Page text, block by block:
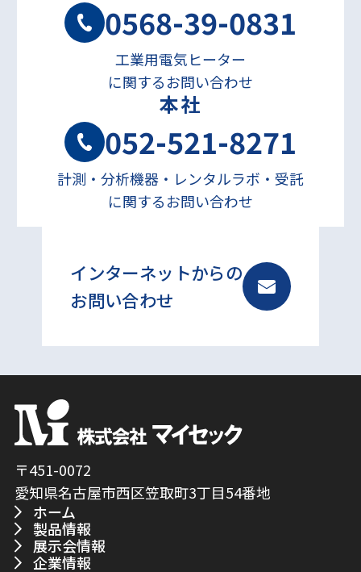
0568-39-0831
工業用電気ヒーター
に関するお問い合わせ
本社
052-521-8271
計測・分析機器・レンタルラボ・受託
に関するお問い合わせ
インターネットからの
お問い合わせ
〒451-0072
愛知県名古屋市西区笠取町3丁目54番地
ホーム
製品情報
展示会情報
企業情報